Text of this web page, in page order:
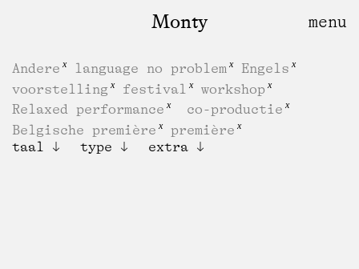
Monty
Andere language no problem
Engels
voorstelling
festival
workshop
Relaxed performance
co-productie
Belgische première
première
taal
type extra